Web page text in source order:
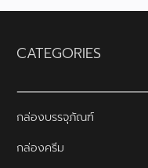
CATEGORIES
กล่องบรรจุภัณฑ์
กล่องครีม